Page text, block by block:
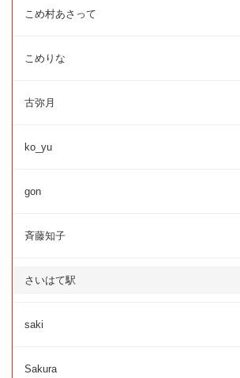
こめ村あさって
こめりな
古弥月
ko_yu
gon
斉藤知子
さいはて駅
saki
Sakura